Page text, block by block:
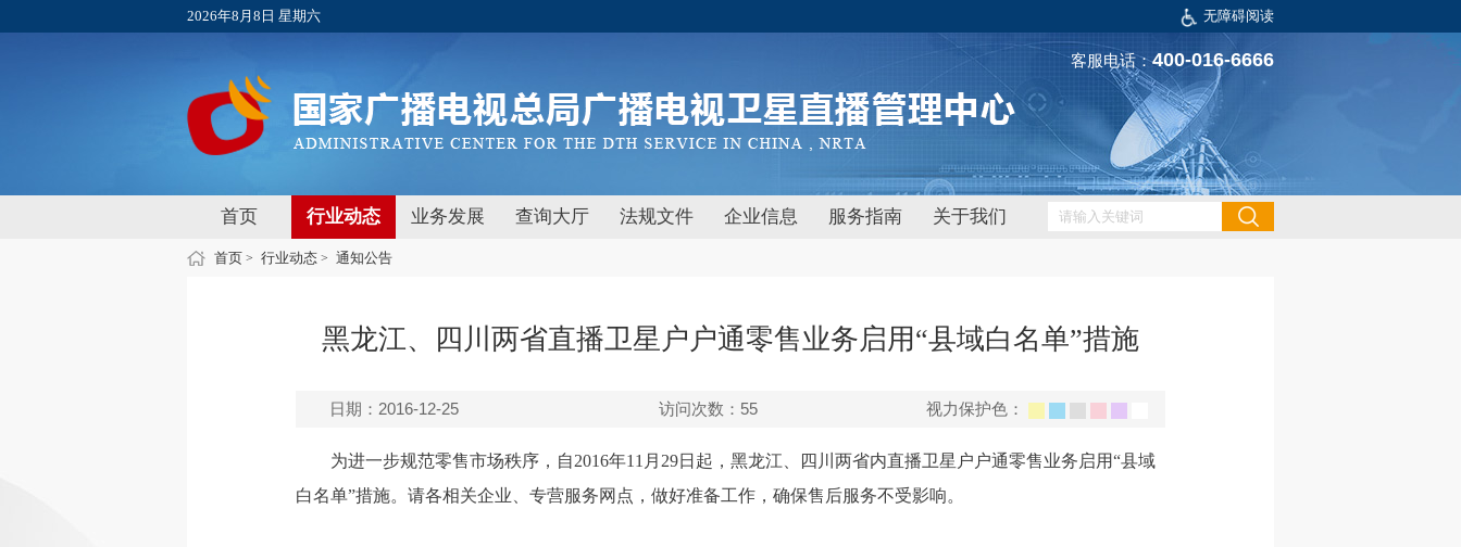
2026年8月8日 星期六 无障碍阅读
客服电话：400-016-6666
首页 行业动态 业务发展 查询大厅 法规文件 企业信息 服务指南 关于我们
首页 > 行业动态 > 通知公告
黑龙江、四川两省直播卫星户户通零售业务启用“县域白名单”措施
日期：2016-12-25 访问次数： 55 视力保护色：
为进一步规范零售市场秩序，自2016年11月29日起，黑龙江、四川两省内直播卫星户户通零售业务启用“县域
白名单”措施。请各相关企业、专营服务网点，做好准备工作，确保售后服务不受影响。